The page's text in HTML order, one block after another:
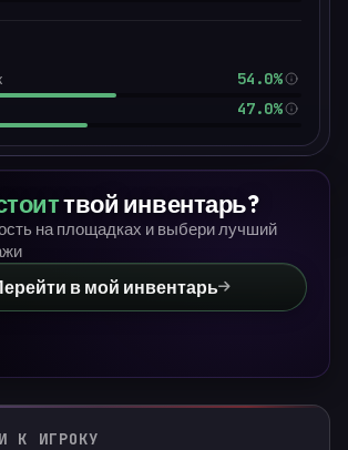
54.0%
47.0%
твой инвентарь?
на площадках и выбери лучший
в мой инвентарь
К ИГРОКУ